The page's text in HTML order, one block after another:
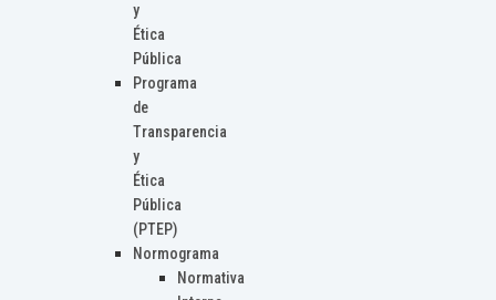
y
Ética
Pública
Programa
de
Transparencia
y
Ética
Pública
(PTEP)
Normograma
Normativa